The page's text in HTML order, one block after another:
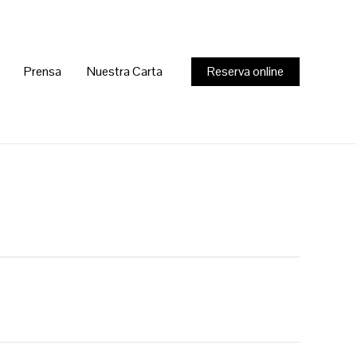
Prensa Nuestra Carta Reserva online